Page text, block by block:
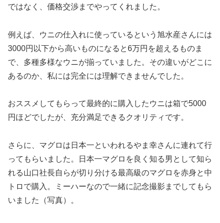
ではなく、価格交渉までやってくれました。
例えば、ウニの仕入れに使っているという旭水産さんには
3000円以下から高いものになると6万円を超えるものま
で、多種多様なウニが揃っていました。その違いがどこに
あるのか、私には完全には理解できませんでした。
おススメしてもらって最終的に購入したウニは箱で5000
円ほどでしたが、充分満足できるクオリティです。
さらに、マグロは日本一といわれるやま幸さんに連れて行
ってもらいました。日本一マグロを良く知る男として知ら
れる山口社長自らが切り分ける最高級のマグロを赤身と中
トロで購入。ミーハーなので一緒に記念撮影までしてもら
いました（写真）。